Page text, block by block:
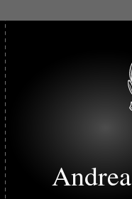
Andrea